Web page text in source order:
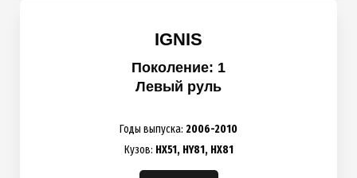
IGNIS
Поколение: 1
Левый руль
Годы выпуска: 2006-2010
Кузов: HX51, HY81, HX81